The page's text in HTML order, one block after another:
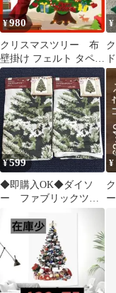
¥980
クリスマスツリー 布
壁掛け フェルト タペス
トリー Xmas モンテッ
ソーリ
¥
¥599
◆即購入OK◆ダイソ
ー ファブリックツリ
ー クリスマス 2点セ
ット
¥